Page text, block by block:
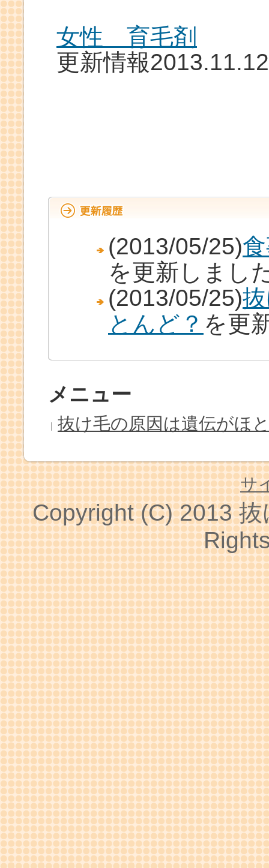
女性 育毛剤
更新情報2013.11.12
(2013/05/25)
を更新しまし
(2013/05/25)
とんど？ を更
メニュー
抜け毛の原因は遺伝がほ
サ
Copyright (C) 2013抜